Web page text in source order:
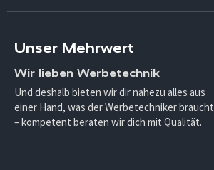
Unser Mehrwert
Wir lieben Werbetechnik
Und deshalb bieten wir dir nahezu alles aus
einer Hand, was der Werbetechniker braucht
– kompetent beraten wir dich mit Qualität.